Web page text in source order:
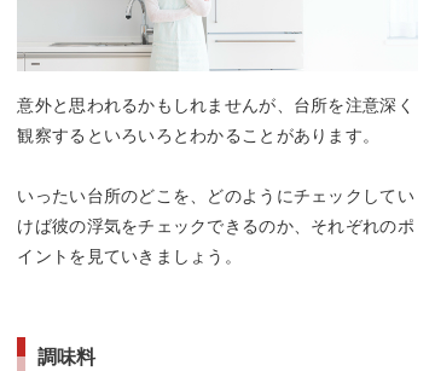
意外と思われるかもしれませんが、台所を注意深く
観察するといろいろとわかることがあります。
いったい台所のどこを、どのようにチェックしてい
けば彼の浮気をチェックできるのか、それぞれのポ
イントを見ていきましょう。
調味料